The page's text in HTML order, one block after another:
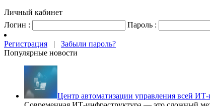
Личный кабинет
Логин :
Пароль :
Регистрация | Забыли пароль?
Популярные новости
Центр автоматизации управления всей